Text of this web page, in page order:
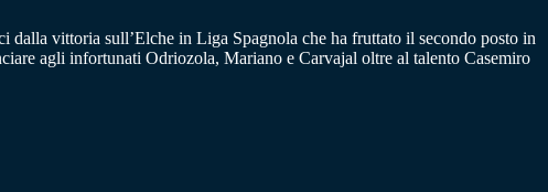
vittoria sull’Elche in Liga Spagnola che ha fruttato il secondo posto in
agli infortunati Odriozola, Mariano e Carvajal oltre al talento Casemiro